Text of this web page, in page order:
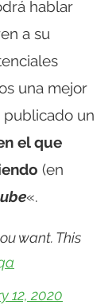
hablar
a su
una mejor
publicado un
el que
(en
«.
want. This
12, 2020